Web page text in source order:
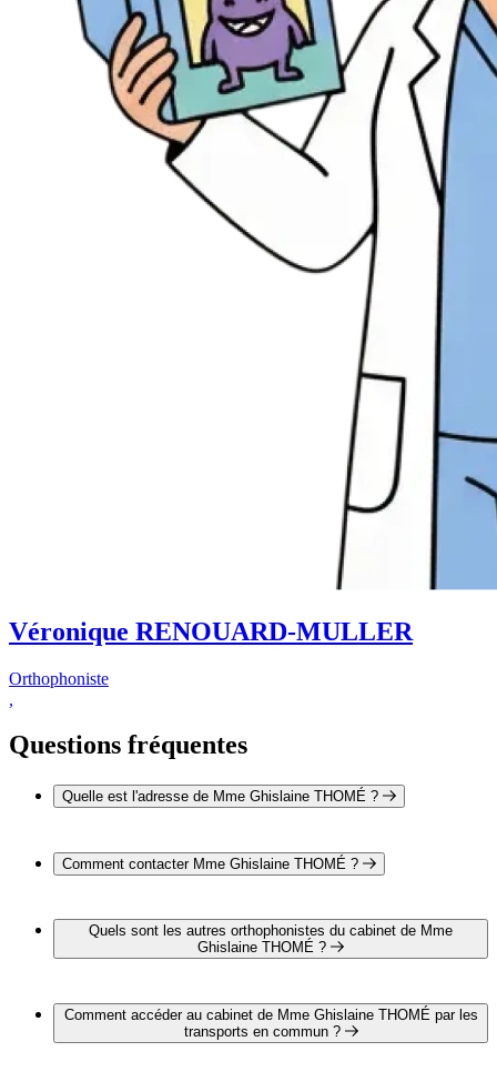
Véronique RENOUARD-MULLER
Orthophoniste
Questions fréquentes
Quelle est l'adresse de Mme Ghislaine THOMÉ ?
la Drôme 26100 ROMANS-SUR-ISERE
Comment contacter Mme Ghislaine THOMÉ ?
téléphone au 04 75 72 61 60.
Quels sont les autres orthophonistes du cabinet de Mme
Ghislaine THOMÉ ?
Mme Ghislaine THOMÉ :
Mr. Hervé MENUT
Mme Véronique RENOUARD-MULLER
Comment accéder au cabinet de Mme Ghislaine THOMÉ par les
transports en commun ?